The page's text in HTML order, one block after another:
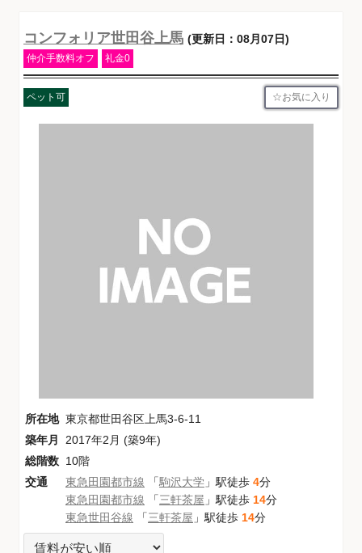
コンフォリア世田谷上馬 (更新日：08月07日)
仲介手数料オフ 礼金0
ペット可 お気に入り
所在地 東京都世田谷区上馬3-6-11
築年月
2017年2月 (築9年)
総階数 10階
交通
東急田園都市線 「駒沢大学 」駅徒歩 4分
東急田園都市線 「三軒茶屋 」駅徒歩 14分
東急世田谷線 「三軒茶屋 」駅徒歩 14分